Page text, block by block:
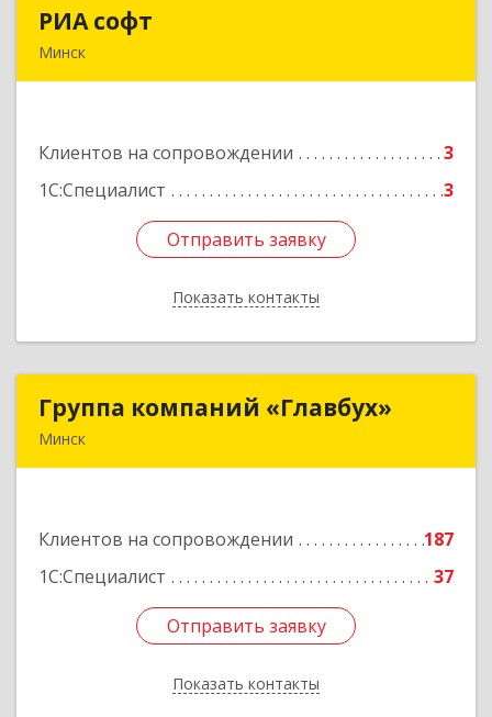
РИА софт
Минск
Клиентов на сопровождении
3
1С:Специалист
3
Отправить заявку
Показать контакты
Подробнее
Отправить заявку
Назад
Группа компаний «Главбух»
Минск
Клиентов на сопровождении
187
1С:Специалист
37
Отправить заявку
Показать контакты
Группа компаний «Главбух»
Отправить заявку
Назад